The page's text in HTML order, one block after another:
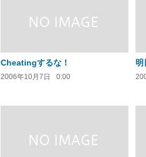
Cheatingするな！
2006年10月7日 0:00
明